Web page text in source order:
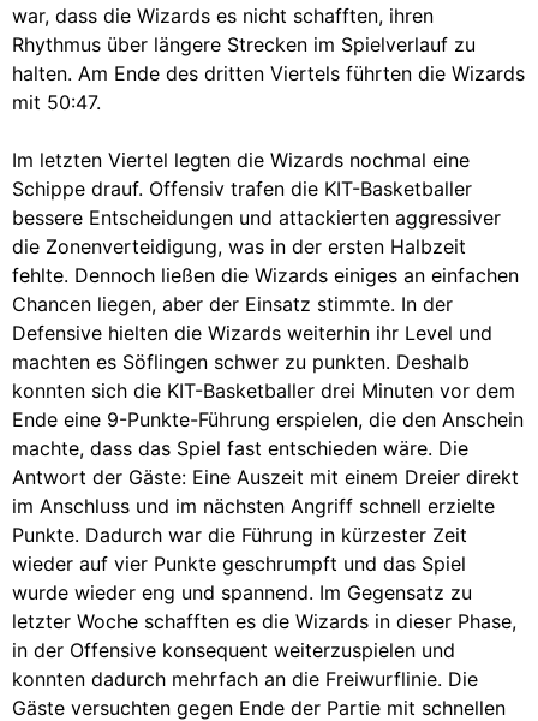
war, dass die Wizards es nicht schafften, ihren
Rhythmus über längere Strecken im Spielverlauf zu
halten. Am Ende des dritten Viertels führten die Wizards
mit 50:47.
Im letzten Viertel legten die Wizards nochmal eine
Schippe drauf. Offensiv trafen die KIT-Basketballer
bessere Entscheidungen und attackierten aggressiver
die Zonenverteidigung, was in der ersten Halbzeit
fehlte. Dennoch ließen die Wizards einiges an einfachen
Chancen liegen, aber der Einsatz stimmte. In der
Defensive hielten die Wizards weiterhin ihr Level und
machten es Söflingen schwer zu punkten. Deshalb
konnten sich die KIT-Basketballer drei Minuten vor dem
Ende eine 9-Punkte-Führung erspielen, die den Anschein
machte, dass das Spiel fast entschieden wäre. Die
Antwort der Gäste: Eine Auszeit mit einem Dreier direkt
im Anschluss und im nächsten Angriff schnell erzielte
Punkte. Dadurch war die Führung in kürzester Zeit
wieder auf vier Punkte geschrumpft und das Spiel
wurde wieder eng und spannend. Im Gegensatz zu
letzter Woche schafften es die Wizards in dieser Phase,
in der Offensive konsequent weiterzuspielen und
konnten dadurch mehrfach an die Freiwurflinie. Die
Gäste versuchten gegen Ende der Partie mit schnellen